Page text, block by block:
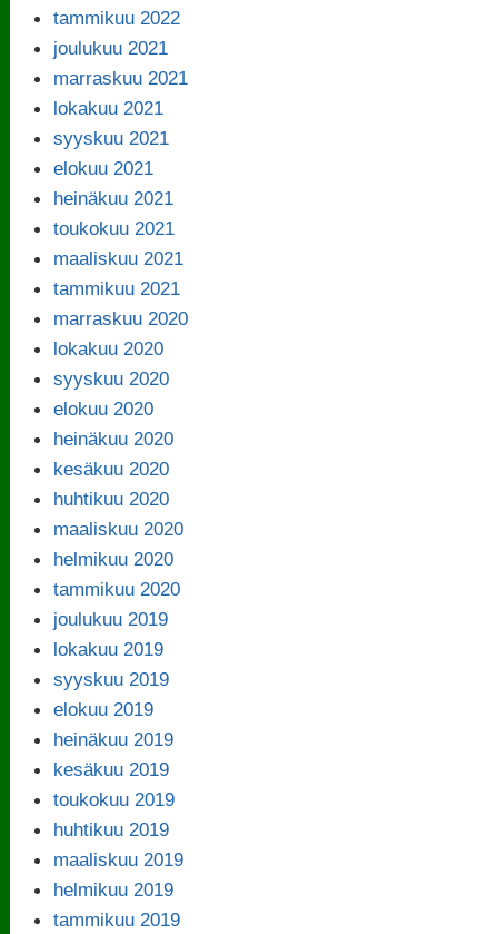
tammikuu 2022
joulukuu 2021
marraskuu 2021
lokakuu 2021
syyskuu 2021
elokuu 2021
heinäkuu 2021
toukokuu 2021
maaliskuu 2021
tammikuu 2021
marraskuu 2020
lokakuu 2020
syyskuu 2020
elokuu 2020
heinäkuu 2020
kesäkuu 2020
huhtikuu 2020
maaliskuu 2020
helmikuu 2020
tammikuu 2020
joulukuu 2019
lokakuu 2019
syyskuu 2019
elokuu 2019
heinäkuu 2019
kesäkuu 2019
toukokuu 2019
huhtikuu 2019
maaliskuu 2019
helmikuu 2019
tammikuu 2019